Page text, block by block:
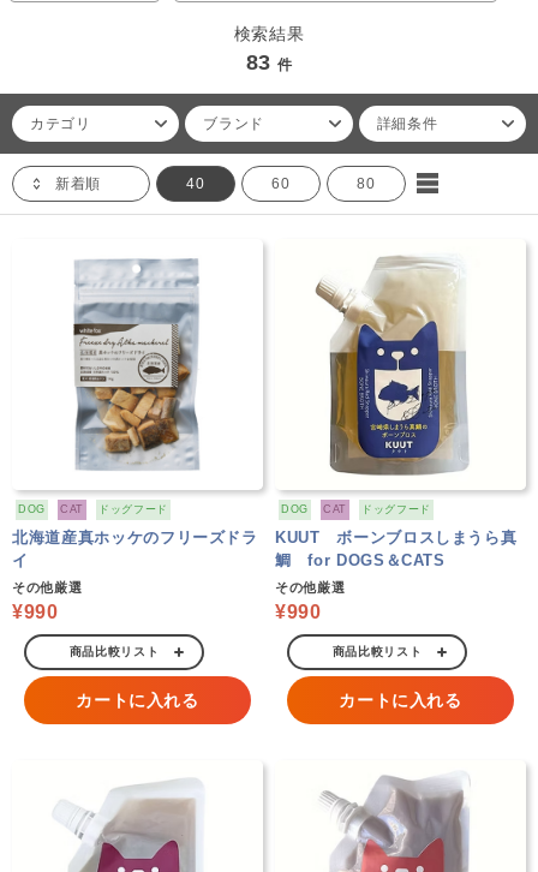
検索結果
83 件
カテゴリ ブランド 詳細条件
新着順 40 60 80
DOG CAT ドッグフード
北海道産真ホッケのフリーズドラ
イ
その他厳選
¥990
商品比較リスト
カートに入れる
DOG CAT ドッグフード
KUUT ボーンブロスしまうら真
鯛 for DOGS＆CATS
その他厳選
¥990
商品比較リスト
カートに入れる